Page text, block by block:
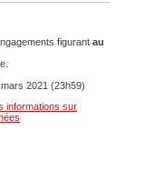
figurant au
2021 (23h59)
informations sur